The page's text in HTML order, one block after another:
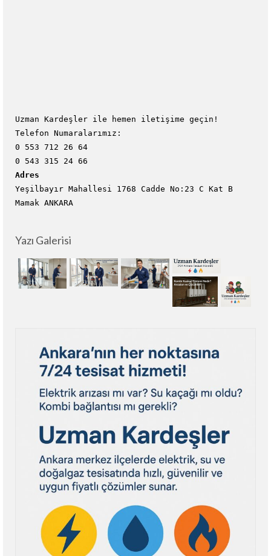
Uzman Kardeşler ile hemen iletişime geçin!
Telefon Numaralarımız:
0 553 712 26 64
0 543 315 24 66
Adres
Yeşilbayır Mahallesi 1768 Cadde No:23 C Kat B
Mamak ANKARA
Yazı Galerisi